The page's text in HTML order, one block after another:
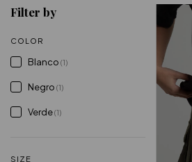
Filter by
COLOR
Blanco (1)
Negro (1)
Verde(1)
SIZE